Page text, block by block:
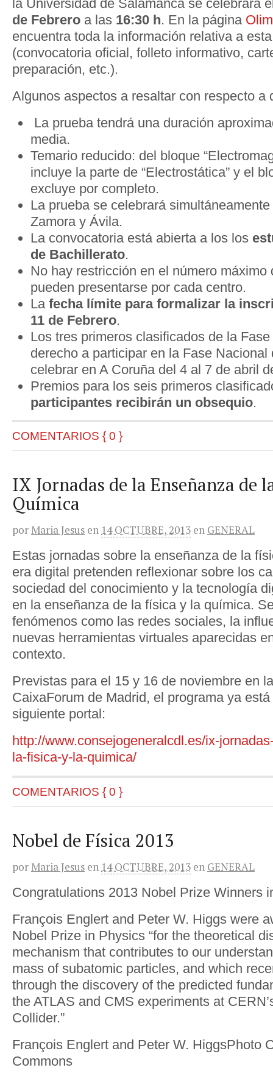
la Universidad de Salamanca se celebrará
de Febrero a las 16:30 h. En la página
encuentra toda la información relativa a
(convocatoria oficial, folleto informativo,
preparación, etc.).
Algunos aspectos a resaltar con respecto a
La prueba tendrá una duración
media.
Temario reducido: del bloque
incluye la parte de “Electrostática” y el
excluye por completo.
La prueba se celebrará
Zamora y Ávila.
La convocatoria está abierta a los los
de Bachillerato.
No hay restricción en el número máximo
pueden presentarse por cada centro.
La fecha límite para formalizar la
11 de Febrero.
Los tres primeros clasificados de la
derecho a participar en la Fase
celebrar en A Coruña del 4 al 7 de abril
Premios para los seis primeros
participantes recibirán un obsequio.
COMENTARIOS { 0 }
IX Jornadas de la Enseñanza de
Química
por Maria Jesus en 14 OCTUBRE, 2013 en GENERAL
Estas jornadas sobre la enseñanza de la
era digital pretenden reflexionar sobre los
sociedad del conocimiento y la tecnología
en la enseñanza de la física y la química.
fenómenos como las redes sociales, la
nuevas herramientas virtuales aparecidas
contexto.
Previstas para el 15 y 16 de noviembre en
CaixaForum de Madrid, el programa ya
siguiente portal:
http://www.consejogeneralcdl.es/ix-
la-fisica-y-la-quimica/
COMENTARIOS { 0 }
Nobel de Física 2013
por Maria Jesus en 14 OCTUBRE, 2013 en GENERAL
Congratulations 2013 Nobel Prize Winners
François Englert and Peter W. Higgs were
Nobel Prize in Physics “for the theoretical
mechanism that contributes to our
mass of subatomic particles, and which
through the discovery of the predicted
the ATLAS and CMS experiments at
Collider.”
François Englert and Peter W. HiggsPhoto
Commons